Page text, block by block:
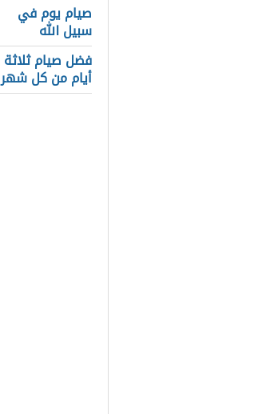
صيام يوم في
سبيل الله
فضل صيام ثلاثة
أيام من كل شهر